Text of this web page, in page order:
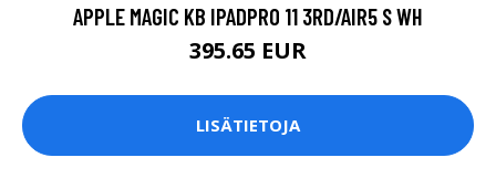
APPLE MAGIC KB IPADPRO 11 3RD/AIR5 S WH
395.65 EUR
LISÄTIETOJA